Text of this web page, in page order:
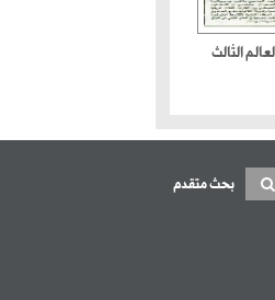
الثالث
بحث متقدم